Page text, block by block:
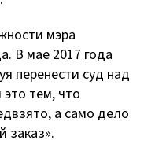
мэра
В мае 2017 года
перенести суд над
тем, что
а само дело
заказ».